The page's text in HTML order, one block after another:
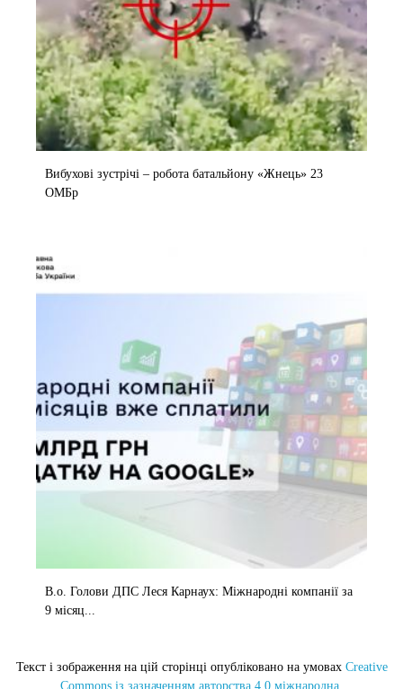
Вибухові зустрічі – робота батальйону «Жнець» 23
ОМБр
В.о. Голови ДПС Леся Карнаух: Міжнародні компанії за
9 місяц...
Текст і зображення на цій сторінці опубліковано на умовах Creative
Commons із зазначенням авторства 4.0 міжнародна.